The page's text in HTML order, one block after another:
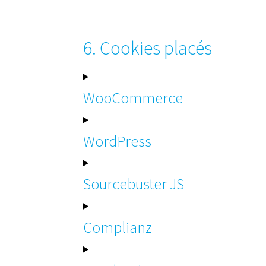
6. Cookies placés
WooCommerce
WordPress
Sourcebuster JS
Complianz